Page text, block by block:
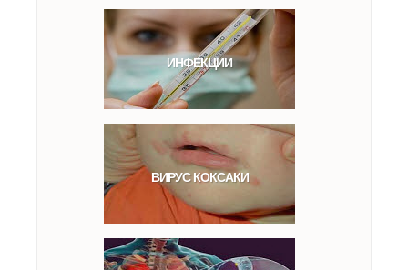
ИНФЕКЦИИ
ВИРУС КОКСАКИ